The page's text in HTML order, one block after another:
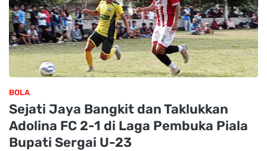
BOLA
Sejati Jaya Bangkit dan Taklukkan
Adolina FC 2-1 di Laga Pembuka Piala
Bupati Sergai U-23